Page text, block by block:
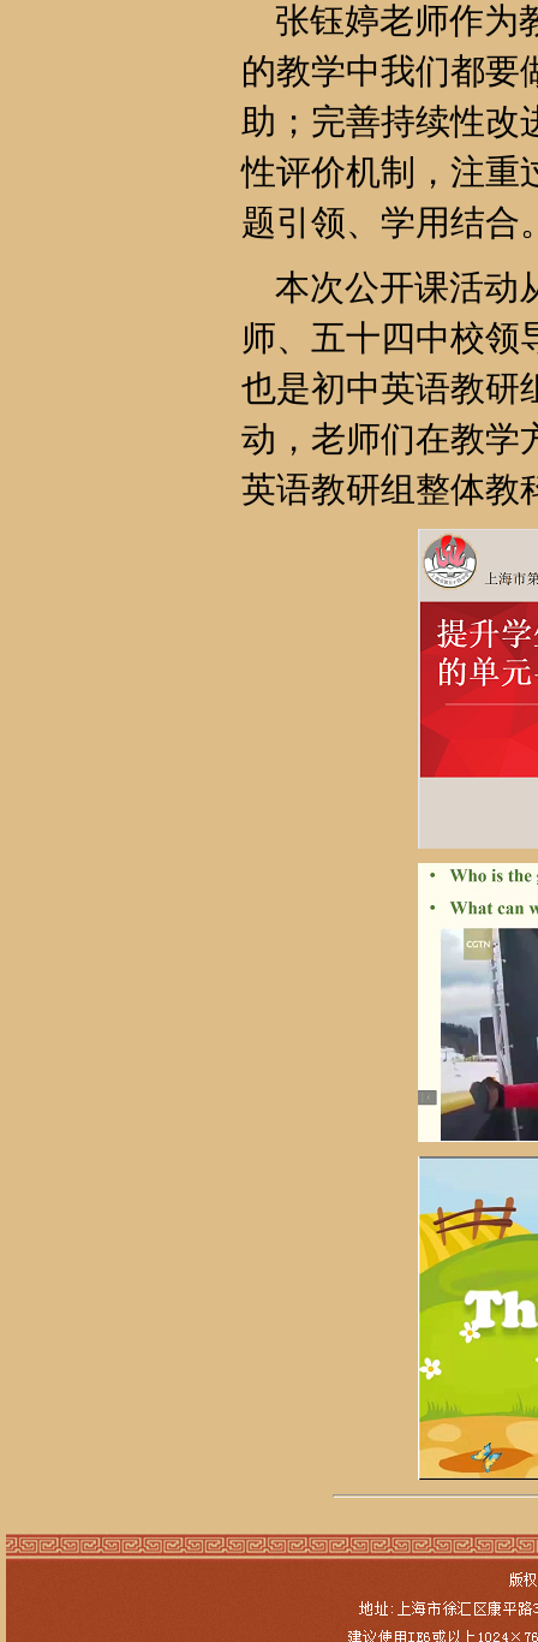
张钰婷老师作为
的教学中我们都要
助；完善持续性改
性评价机制，注重
题引领、学用结合
本次公开课活动
师、五十四中校领
也是初中英语教研
动，老师们在教学
英语教研组整体教